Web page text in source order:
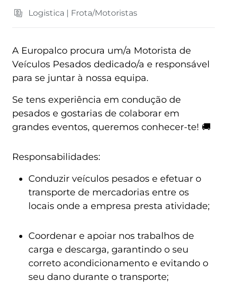
Logistica | Frota/Motoristas
A Europalco procura um/a Motorista de
Veículos Pesados dedicado/a e responsável
para se juntar à nossa equipa.
Se tens experiência em condução de
pesados e gostarias de colaborar em
grandes eventos, queremos conhecer-te! 🚚
Responsabilidades:
Conduzir veículos pesados e efetuar o
transporte de mercadorias entre os
locais onde a empresa presta atividade;
Coordenar e apoiar nos trabalhos de
carga e descarga, garantindo o seu
correto acondicionamento e evitando o
seu dano durante o transporte;